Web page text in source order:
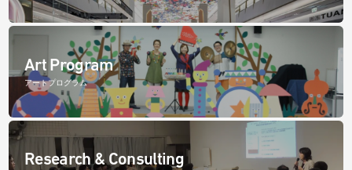
Art Program
アートプログラム
Research & Consulting